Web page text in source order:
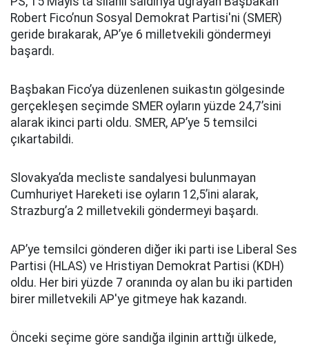
Robert Fico’nun Sosyal Demokrat Partisi'ni (SMER)
geride bırakarak, AP’ye 6 milletvekili göndermeyi
başardı.
Başbakan Fico’ya düzenlenen suikastın gölgesinde
gerçekleşen seçimde SMER oyların yüzde 24,7’sini
alarak ikinci parti oldu. SMER, AP’ye 5 temsilci
çıkartabildi.
Slovakya’da mecliste sandalyesi bulunmayan
Cumhuriyet Hareketi ise oyların 12,5’ini alarak,
Strazburg’a 2 milletvekili göndermeyi başardı.
AP’ye temsilci gönderen diğer iki parti ise Liberal Ses
Partisi (HLAS) ve Hristiyan Demokrat Partisi (KDH)
oldu. Her biri yüzde 7 oranında oy alan bu iki partiden
birer milletvekili AP'ye gitmeye hak kazandı.
Önceki seçime göre sandığa ilginin arttığı ülkede,